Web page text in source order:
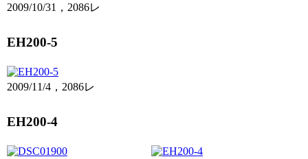
2009/10/31，2086レ
EH200-5
2009/11/4，2086レ
EH200-4